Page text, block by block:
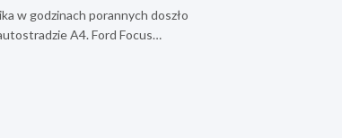
w godzinach porannych doszło
A4. Ford Focus…